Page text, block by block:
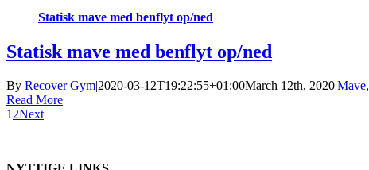
Statisk mave med benflyt op/ned
Statisk mave med benflyt op/ned
By Recover Gym|2020-03-12T19:22:55+01:00March 12th, 2020|Mave,
Read More
1 2Next